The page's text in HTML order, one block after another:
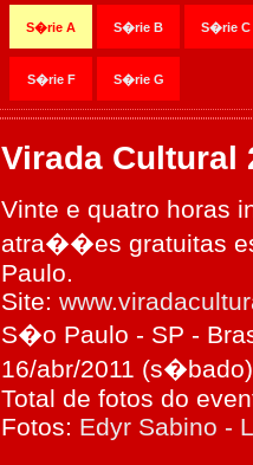
S�rie A S�rie B S�rie C
S�rie F S�rie G
Virada Cultural
Vinte e quatro horas
atra��es gratuitas
Paulo.
Site:
S�o Paulo - SP -
16/abr/2011
Total de fotos do
Fotos: Edyr Sabino -